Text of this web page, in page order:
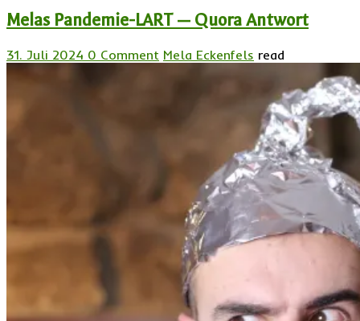
Melas Pandemie-LART — Quora Antwort
31. Juli 2024 0 Comment Mela Eckenfels read